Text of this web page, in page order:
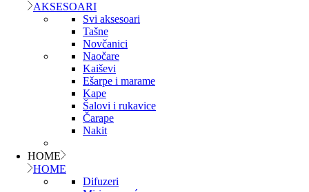
AKSESOARI
Svi aksesoari
Tašne
Novčanici
Naočare
Kaiševi
Ešarpe i marame
Kape
Šalovi i rukavice
Čarape
Nakit
HOME
HOME
Difuzeri